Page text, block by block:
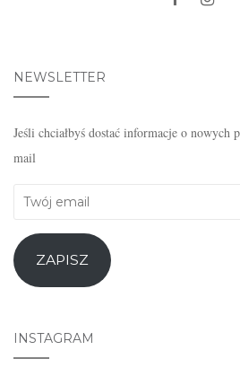
NEWSLETTER
Jeśli chciałbyś dostać informacje o nowych
mail
Twój
ZAPISZ
INSTAGRAM